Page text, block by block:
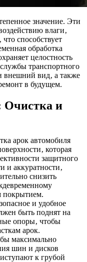
значение. Эти
влаги‚
способствует
обработка
целостность
транспортного
внешний вид‚ а также
в будущем.
Очистка и
арок автомобиля
которая
защитного
и аккуратности‚
снизить
покрытием.
и удобное
быть поднят на
опоры‚ чтобы
арок.
максимально
шин и дисков
к грубой